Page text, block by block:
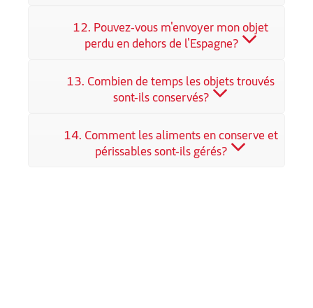
12. Pouvez-vous m'envoyer mon objet
perdu en dehors de l'Espagne?
13. Combien de temps les objets trouvés
sont-ils conservés?
14. Comment les aliments en conserve et
périssables sont-ils gérés?